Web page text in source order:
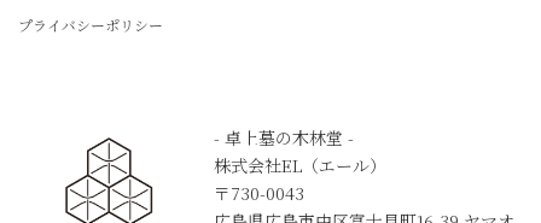
プライバシーポリシー
- 卓上墓の木林堂 -
株式会社EL（エール）
〒730-0043